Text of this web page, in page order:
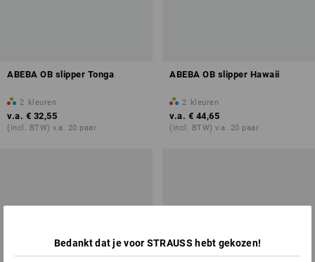
ABEBA OB slipper Tonga
2 kleuren
v.a. € 32,55
(incl. BTW) v.a. 20 paar
ABEBA OB slipper Hawaii
2 kleuren
v.a. € 44,65
(incl. BTW) v.a. 20 paar
Bedankt dat je voor STRAUSS hebt gekozen!